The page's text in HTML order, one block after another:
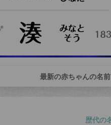
最新の赤ちゃんの名
歴代の